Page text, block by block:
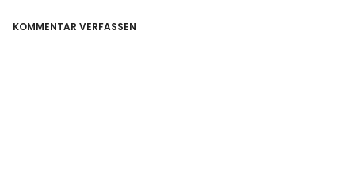
KOMMENTAR VERFASSEN